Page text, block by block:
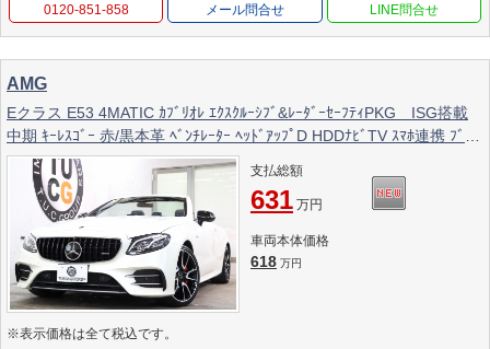
0120-851-858 メール問合せ
AMG
Eクラス E53 4MATIC ｶﾌﾞﾘｵﾚ ｴｸｽｸﾙｰｼﾌﾞ&ﾚｰﾀﾞｰｾｰﾌﾃｨPKG ISG搭載
中期 ｷｰﾚｽｺﾞｰ 赤/黒本革 ﾍﾞﾝﾁﾚｰﾀｰ ﾍｯﾄﾞｱｯﾌﾟD HDDﾅﾋﾞTV ｽﾏﾎ連携 ﾌﾞﾙﾒ
ｽﾀｰ 360ｶﾒﾗ PTS LEDﾗｲﾄ AMG専用装備&ﾁｭｰﾆﾝｸﾞ 9AT 2年保証
支払総額
631 万円
車両本体価格
618 万円
※表示価格は全て税込です。